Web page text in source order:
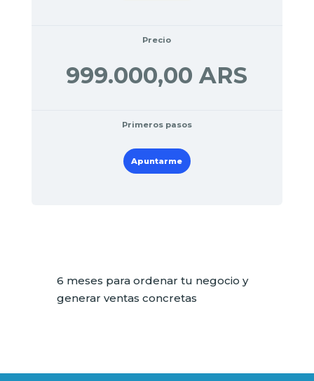
Precio
999.000,00 ARS
Primeros pasos
Apuntarme
6 meses para ordenar tu negocio y
generar ventas concretas